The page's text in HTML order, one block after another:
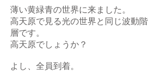
薄い黄緑青の世界に来ました。
高天原で見る光の世界と同じ波動階
層です。
高天原でしょうか？
よし、全員到着。